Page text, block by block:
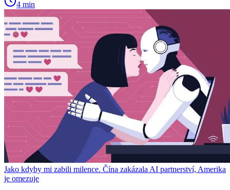
4 min
Jako kdyby mi zabili milence. Čína zakázala AI partnerství, Amerika
je omezuje